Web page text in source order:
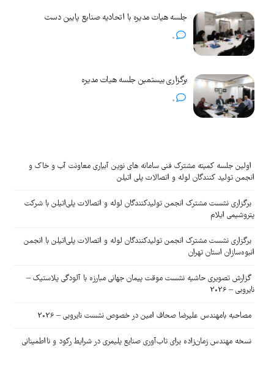
جلسه هیات مدیره با اتحادیه صنایع پایین دست
0
برگزاری بیستمین جلسه هیات مدیره
0
اولین جلسه کمیته مشترک فنی سامانه های نوین آبیاری معاونت آب و خاک و
انجمن تولید کنندگان لوله و اتصالات پلی اتیلن
برگزاری نشست مشترک انجمن تولیدکنندگان لوله و اتصالات پلی‌اتیلن با شرکت
پتروشیمی ایلام
برگزاری نشست مشترک انجمن تولیدکنندگان لوله و اتصالات پلی‌اتیلن با انجمن
انبوه‌سازان استان تهران
گزارش تصویری حاشیه نشست موقت پیمان جهانی مبارزه با آلودگی پلاستیک –
نایروبی – 2026
مصاحبه بامهندس علیرضا صحاف امین در خصوص نشست نایروبی – 2026
نسخه مهندس زمان‌زاده برای تاب‌آوری صنایع پلیمری در شرایط رکود و نااطمینانی